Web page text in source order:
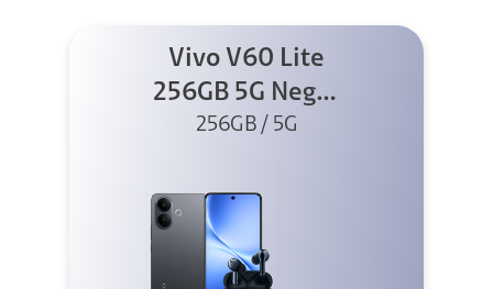
Vivo V60 Lite
256GB 5G Negro
+ Buds XE
256GB / 5G